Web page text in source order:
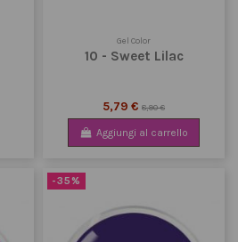
Gel Color
10 - Sweet Lilac
5,79 €8,90 €
Aggiungi al carrello
-35%